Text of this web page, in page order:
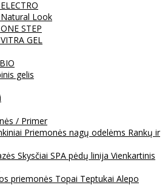
Look
STEP
GEL
gelis
/ Primer
Priemonės nagų odelėms Rankų ir
Skysčiai SPA pėdų linija Vienkartinis
priemonės Topai Teptukai Alepo